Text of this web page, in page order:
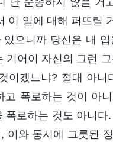
이 일에 대해 퍼뜨릴
으니까 당신은 내
기어이 자신의 그런
이겠느냐? 절대 아
폭로하는 것이 아
로하는 것도 아니
이와 동시에 그릇된